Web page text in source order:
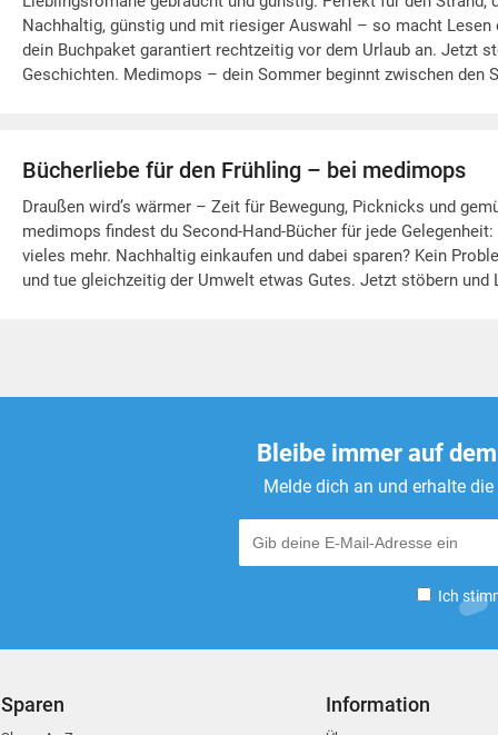
Nachhaltig, günstig und mit riesiger Auswahl – so macht
dein Buchpaket garantiert rechtzeitig vor dem Urlaub an. Jetzt
Geschichten. Medimops – dein Sommer beginnt zwischen den
Bücherliebe für den Frühling – bei medimops
Draußen wird’s wärmer – Zeit für Bewegung, Picknicks und
medimops findest du Second-Hand-Bücher für jede
vieles mehr. Nachhaltig einkaufen und dabei sparen? Kein
und tue gleichzeitig der Umwelt etwas Gutes. Jetzt stöbern und
Bleibe immer auf
Melde dich an und erhalte
Ich
Sparen Information